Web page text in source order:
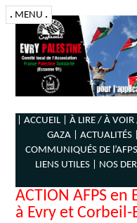
. MENU .
| ACCUEIL | À LIRE / À VOIR
GAZA |
ACTUALITÉS |
COMMUNIQUÉS DE l’AFPS
LIENS UTILES |
NOS
ACTION AFPS en
à Evry et Corbeil-